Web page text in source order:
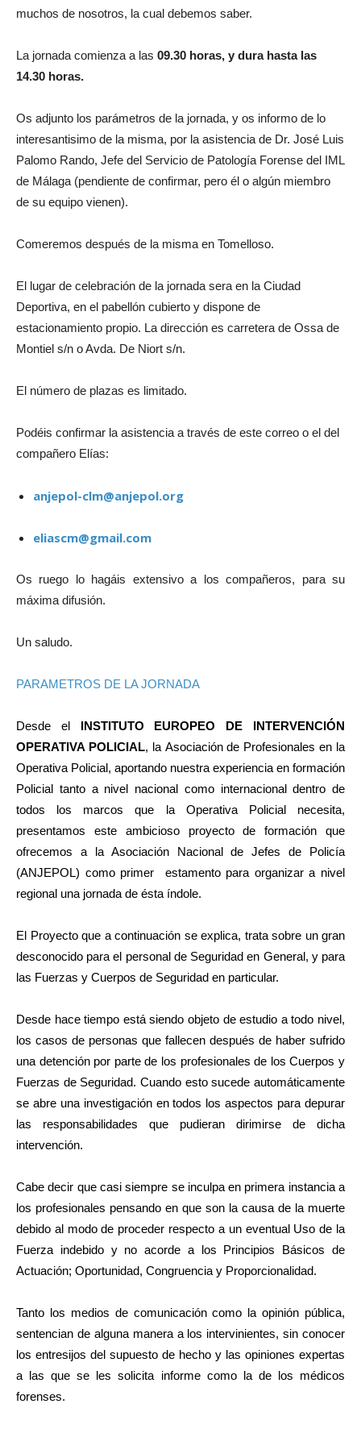
muchos de nosotros, la cual debemos saber.
La jornada comienza a las 09.30 horas, y dura hasta las
14.30 horas.
Os adjunto los parámetros de la jornada, y os informo de lo
interesantisimo de la misma, por la asistencia de Dr. José Luis
Palomo Rando, Jefe del Servicio de Patología Forense del IML
de Málaga (pendiente de confirmar, pero él o algún miembro
de su equipo vienen).
Comeremos después de la misma en Tomelloso.
El lugar de celebración de la jornada sera en la Ciudad
Deportiva, en el pabellón cubierto y dispone de
estacionamiento propio. La dirección es carretera de Ossa de
Montiel s/n o Avda. De Niort s/n.
El número de plazas es limitado.
Podéis confirmar la asistencia a través de este correo o el del
compañero Elías:
anjepol-clm@anjepol.org
eliascm@gmail.com
Os ruego lo hagáis extensivo a los compañeros, para su
máxima difusión.
Un saludo.
PARAMETROS DE LA JORNADA
Desde el INSTITUTO EUROPEO DE INTERVENCIÓN
OPERATIVA POLICIAL, la Asociación de Profesionales en la
Operativa Policial, aportando nuestra experiencia en formación
Policial tanto a nivel nacional como internacional dentro de
todos los marcos que la Operativa Policial necesita,
presentamos este ambicioso proyecto de formación que
ofrecemos a la Asociación Nacional de Jefes de Policía
(ANJEPOL) como primer estamento para organizar a nivel
regional una jornada de ésta índole.
El Proyecto que a continuación se explica, trata sobre un gran
desconocido para el personal de Seguridad en General, y para
las Fuerzas y Cuerpos de Seguridad en particular.
Desde hace tiempo está siendo objeto de estudio a todo nivel,
los casos de personas que fallecen después de haber sufrido
una detención por parte de los profesionales de los Cuerpos y
Fuerzas de Seguridad. Cuando esto sucede automáticamente
se abre una investigación en todos los aspectos para depurar
las responsabilidades que pudieran dirimirse de dicha
intervención.
Cabe decir que casi siempre se inculpa en primera instancia a
los profesionales pensando en que son la causa de la muerte
debido al modo de proceder respecto a un eventual Uso de la
Fuerza indebido y no acorde a los Principios Básicos de
Actuación; Oportunidad, Congruencia y Proporcionalidad.
Tanto los medios de comunicación como la opinión pública,
sentencian de alguna manera a los intervinientes, sin conocer
los entresijos del supuesto de hecho y las opiniones expertas
a las que se les solicita informe como la de los médicos
forenses.